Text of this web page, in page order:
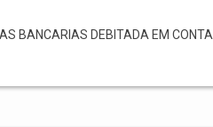
BANCARIAS DEBITADA EM CONTA.